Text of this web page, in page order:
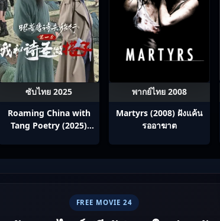
ซับไทย 2025
Roaming China with
Tang Poetry (2025)
พากย์ไทย 2008
Martyrs (2008) ฝังแค้น
รออาฆาต
FREE MOVIE 24